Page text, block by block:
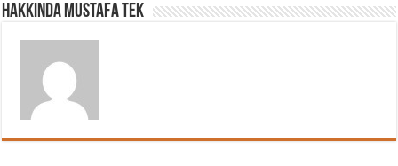
Hakkında Mustafa TEK